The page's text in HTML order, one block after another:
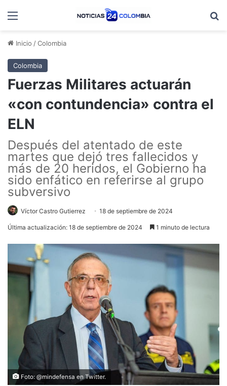
Menú
Inicio /Colombia
Colombia
Fuerzas Militares actuarán
«con contundencia» contra el
ELN
Después del atentado de este
martes que dejó tres fallecidos y
más de 20 heridos, el Gobierno ha
sido enfático en referirse al grupo
subversivo
Víctor Castro Gutierrez 18 de septiembre de 2024
Última actualización: 18 de septiembre de 2024 1 minuto de lectura
Foto: @mindefensa en Twitter.